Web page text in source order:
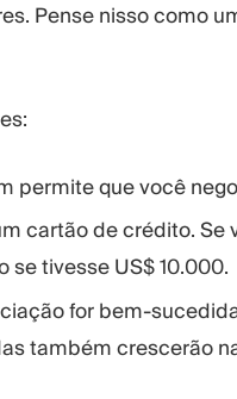
Pense nisso como
permite que você
cartão de crédito. Se
se tivesse US$ 10.000.
for bem-
também crescerão